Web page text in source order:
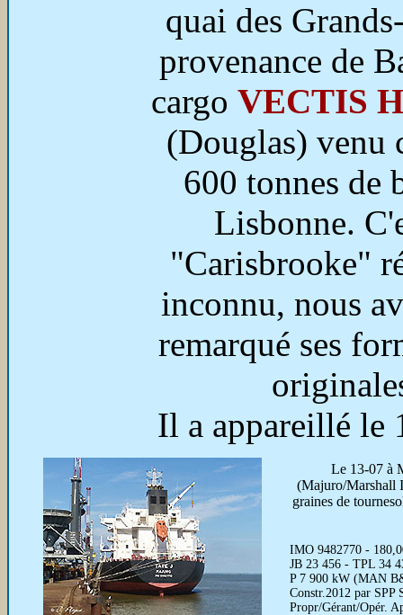
quai des
provenance de
cargo VECTIS
(Douglas) venu
600 tonnes de
Lisbonne.
"Carisbrooke"
inconnu, nous
remarqué ses
Il a appareillé le
Le 13-07 à
(Majuro/Marshall
graines de
IMO 9482770 -
JB 23 456 - TPL 34
P 7 900 kW (MAN
Constr.2012 par
Propr/Gérant/Opér.